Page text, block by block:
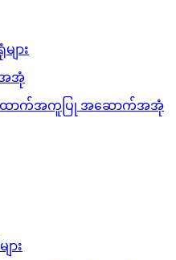
ျား
အအုံ
ထောက်အကူပြု အဆောက်အအုံ
ား